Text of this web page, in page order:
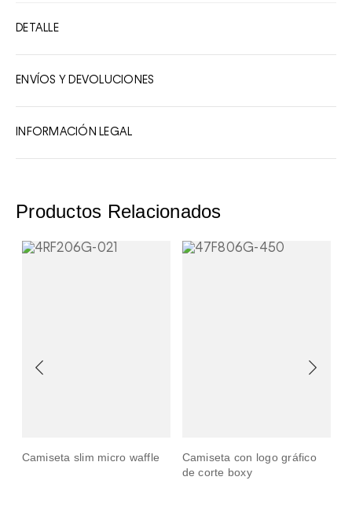
9
DETALLE
ENVÍOS Y DEVOLUCIONES
INFORMACIÓN LEGAL
Productos Relacionados
Camiseta slim micro waffle
Camiseta con logo gráfico
de corte boxy